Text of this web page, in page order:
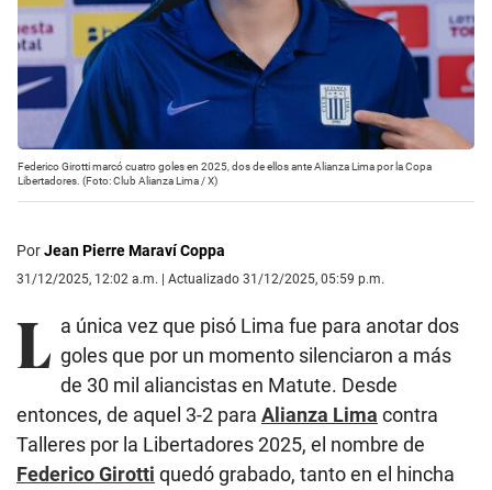
Federico Girotti marcó cuatro goles en 2025, dos de ellos ante Alianza Lima por la Copa
Libertadores. (Foto: Club Alianza Lima / X)
PorJean Pierre Maraví Coppa
31/12/2025, 12:02 a.m. | Actualizado 31/12/2025, 05:59 p.m.
L a única vez que pisó Lima fue para anotar dos
goles que por un momento silenciaron a más
de 30 mil aliancistas en Matute. Desde
entonces, de aquel 3-2 para Alianza Lima contra
Talleres por la Libertadores 2025, el nombre de
Federico Girotti quedó grabado, tanto en el hincha